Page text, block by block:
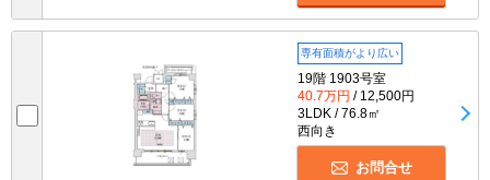
専有面積がより広い
19階 1903号室
40.7万円 / 12,500円
3LDK / 76.8㎡
西向き
お問合せ